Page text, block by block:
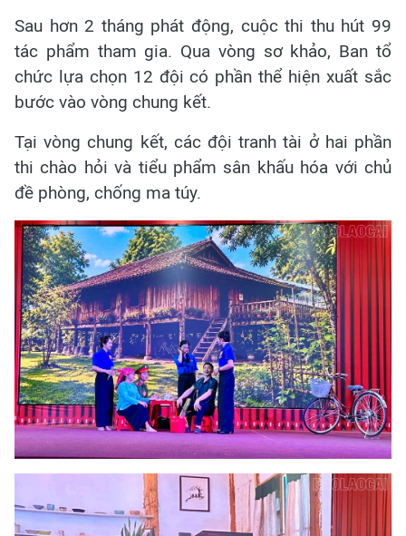
Sau hơn 2 tháng phát động, cuộc thi thu hút 99
tác phẩm tham gia. Qua vòng sơ khảo, Ban tổ
chức lựa chọn 12 đội có phần thể hiện xuất sắc
bước vào vòng chung kết.
Tại vòng chung kết, các đội tranh tài ở hai phần
thi chào hỏi và tiểu phẩm sân khấu hóa với chủ
đề phòng, chống ma túy.